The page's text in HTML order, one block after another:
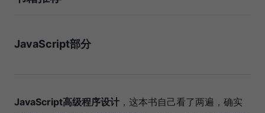
JavaScript部分
JavaScript高级程序设计 ，这本书自己看了两遍，确实